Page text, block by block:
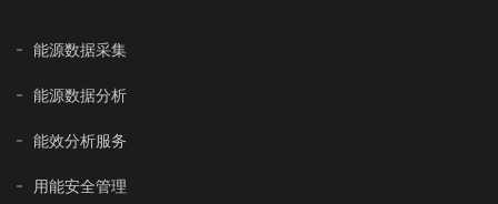
能源数据采集
能源数据分析
能效分析服务
用能安全管理